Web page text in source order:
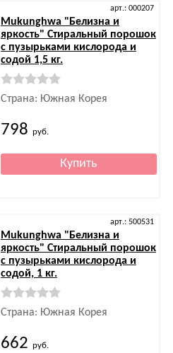
арт.: 000207
Mukunghwa "Белизна и
яркость" Стиральный порошок
с пузырьками кислорода и
содой 1,5 кг.
Страна: Южная Корея
798 руб.
арт.: 500531
Mukunghwa "Белизна и
яркость" Стиральный порошок
с пузырьками кислорода и
содой, 1 кг.
Страна: Южная Корея
662 руб.